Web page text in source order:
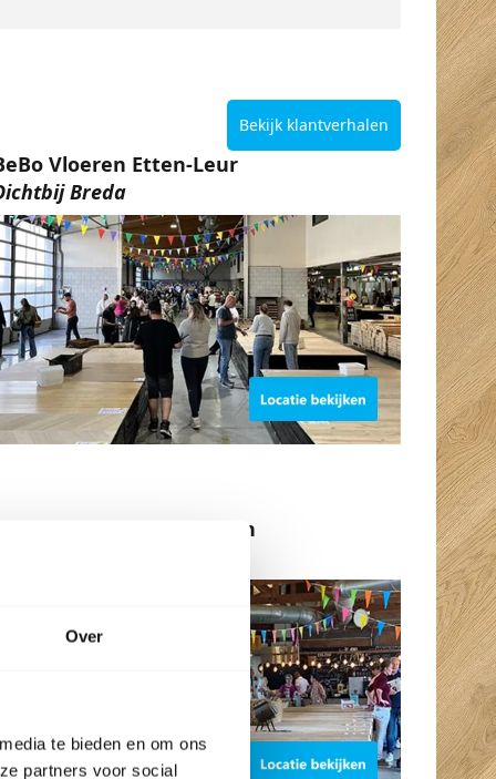
Over
te bieden en om ons
partners voor social
Bekijk klantverhalen
Vloeren Etten-Leur
Breda
BeBo Vloeren Vriezenveen